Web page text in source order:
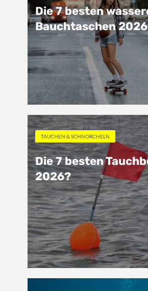
Die 7 besten
Bauchtaschen
TAUCHEN & SCHNORCHELN
Die 7 besten
2026?